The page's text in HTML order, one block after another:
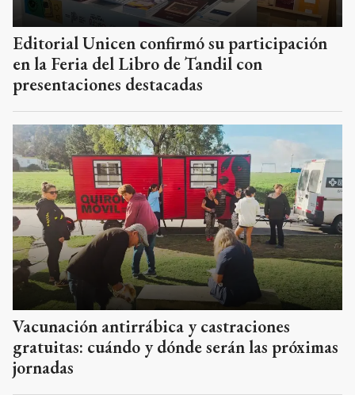
Editorial Unicen confirmó su participación
en la Feria del Libro de Tandil con
presentaciones destacadas
Vacunación antirrábica y castraciones
gratuitas: cuándo y dónde serán las próximas
jornadas